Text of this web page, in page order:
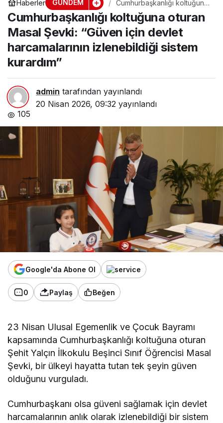
Haberler GÜNDEM
Cumhurbaşkanlığı koltuğuna
oturan Masal Şevki: “Güven
için devlet harcamalarının
izlenebildiği sistem
kurardım”
Cumhurbaşkanlığı koltuğuna oturan
Masal Şevki: “Güven için devlet
harcamalarının izlenebildiği sistem
kurardım”
admin tarafından yayınlandı
20 Nisan 2026, 09:32 yayınlandı
105
Google'da Abone Ol
0 Paylaş Beğen
23 Nisan Ulusal Egemenlik ve Çocuk Bayramı
kapsamında Cumhurbaşkanlığı koltuğuna oturan
Şehit Yalçın İlkokulu Beşinci Sınıf Öğrencisi Masal
Şevki, bir ülkeyi hayatta tutan tek şeyin güven
olduğunu vurguladı.
Cumhurbaşkanı olsa güveni sağlamak için devlet
harcamalarının anlık olarak izlenebildiği bir sistem